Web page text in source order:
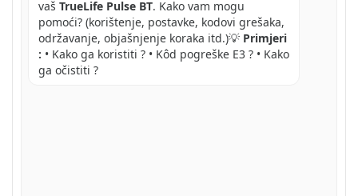
vaš TrueLife Pulse BT. Kako vam mogu
pomoći? (korištenje, postavke, kodovi grešaka,
održavanje, objašnjenje koraka itd.)💡 Primjeri
: • Kako ga koristiti ? • Kôd pogreške E3 ? • Kako
ga očistiti ?